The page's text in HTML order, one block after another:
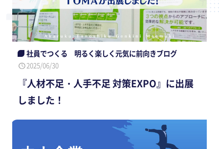
社員でつくる 明るく楽しく元気に前向きブログ
2025/06/30
『人材不足・人手不足 対策EXPO』に出展
しました！